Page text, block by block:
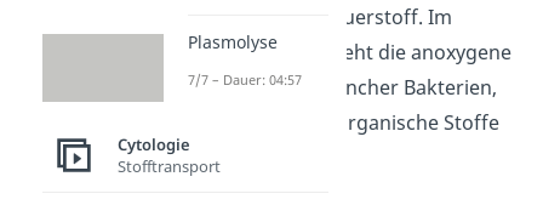
Produktion von Sauerstoff. Im
Gegensatz dazu steht die anoxygene
Photosynthese mancher Bakterien,
bei der andere anorganische Stoffe
gebildet werden.
Plasmolyse
7/7 – Dauer: 04:57
Cytologie
Stofftransport